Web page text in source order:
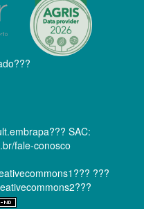
SAC:
fale-conosco
???